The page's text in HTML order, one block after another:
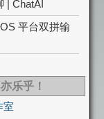
| ChatAI
平台双拼输
乐乎！
室